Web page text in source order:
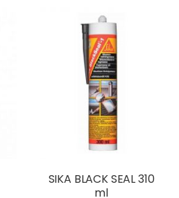
SIKA BLACK SEAL 310
ml